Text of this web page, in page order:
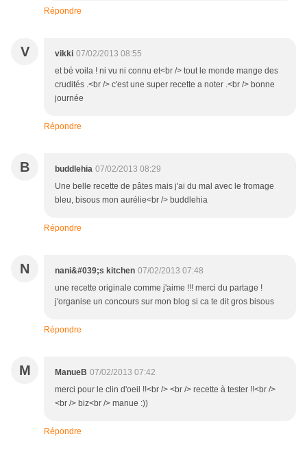
Répondre
V vikki 07/02/2013 08:55
et bé voila ! ni vu ni connu et<br /> tout le monde mange des
crudités .<br /> c'est une super recette a noter .<br /> bonne
journée
Répondre
B buddlehia 07/02/2013 08:29
Une belle recette de pâtes mais j'ai du mal avec le fromage
bleu, bisous mon aurélie<br /> buddlehia
Répondre
N nani&#039;s kitchen 07/02/2013 07:48
une recette originale comme j'aime !!! merci du partage !
j'organise un concours sur mon blog si ca te dit gros bisous
Répondre
M ManueB 07/02/2013 07:42
merci pour le clin d'oeil !!<br /> <br /> recette à tester !!<br />
<br /> biz<br /> manue :))
Répondre